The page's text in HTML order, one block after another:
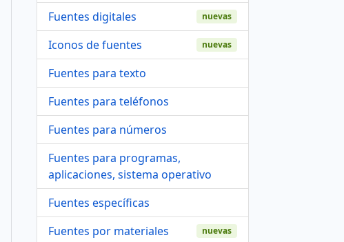
Fuentes digitales nuevas
Iconos de fuentes nuevas
Fuentes para texto
Fuentes para teléfonos
Fuentes para números
Fuentes para programas,
aplicaciones, sistema operativo
Fuentes específicas
Fuentes por materiales
nuevas